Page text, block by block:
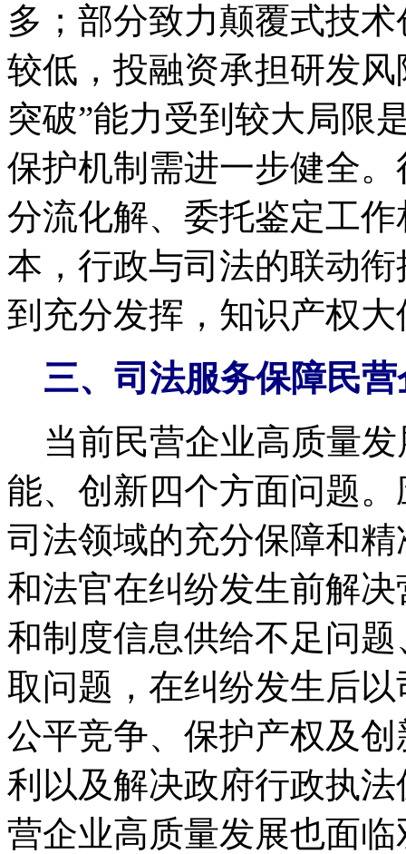
多；部分致力颠覆式技
较低，投融资承担研发
突破”能力受到较大局限
保护机制需进一步健全
分流化解、委托鉴定工
本，行政与司法的联动
到充分发挥，知识产权
三、司法服务保障民
当前民营企业高质量发
能、创新四个方面问题
司法领域的充分保障和
和法官在纠纷发生前解
和制度信息供给不足问
取问题，在纠纷发生后
公平竞争、保护产权及
利以及解决政府行政执
营企业高质量发展也面